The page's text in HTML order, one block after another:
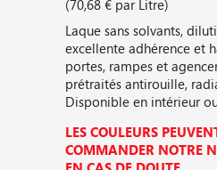
(70,68 € par Litre)
Laque sans solvants,
excellente adhérence et
portes, rampes et
prétraités antirouille,
Disponible en intérieur
LES COULEURS
COMMANDER NOTRE